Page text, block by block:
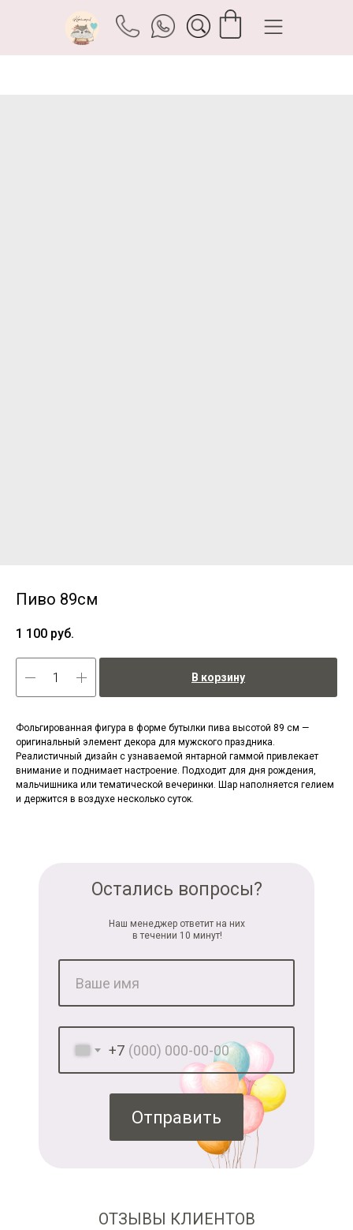
Пиво 89см
1 100 руб.
В корзину
Фольгированная фигура в форме бутылки пива высотой 89 см —
оригинальный элемент декора для мужского праздника.
Реалистичный дизайн с узнаваемой янтарной гаммой привлекает
внимание и поднимает настроение. Подходит для дня рождения,
мальчишника или тематической вечеринки. Шар наполняется гелием
и держится в воздухе несколько суток.
+7
Отправить
Остались вопросы?
Наш менеджер ответит на них
в течении 10 минут!
ОТЗЫВЫ КЛИЕНТОВ